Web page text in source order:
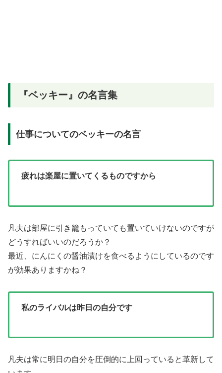
『ベッキー』の名言集
仕事についてのベッキーの名言
疲れは楽屋に置いてくるものですから
凡夫は部屋に引き籠もっていても置いていけないのですが
どうすればいいのだろうか？
最近、にんにくの醤油漬けを食べるようにしているのです
が効果ありますかね？
私のライバルは昨日の自分です
凡夫は常に明日の自分を圧倒的に上回っていると革新して